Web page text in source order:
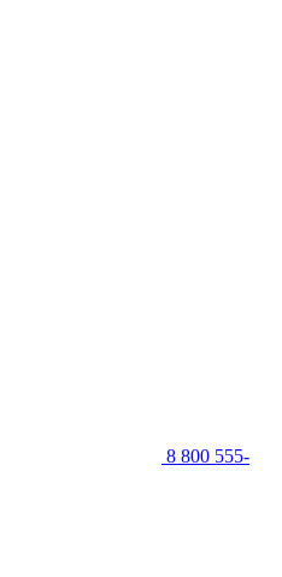
8 800 555-